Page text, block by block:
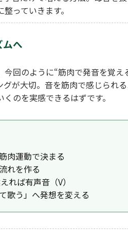
っていきます。
ムへ
回のように“筋肉で発音を覚
が大切。音を筋肉で感じられ
のを実感できるはずです。
肉運動で決まる
れを作る
れば有声音（V）
歌う」へ発想を変える